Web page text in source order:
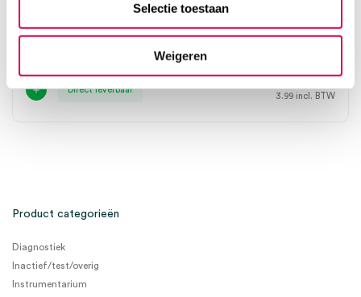
Selectie toestaan
Weigeren
LP ITALIANA SPA
1 stuk, onsteriel, 250 ml
Direct leverbaar
3.30
3.99 incl. BTW
Product categorieën
Diagnostiek
Inactief/test/overig
Instrumentarium